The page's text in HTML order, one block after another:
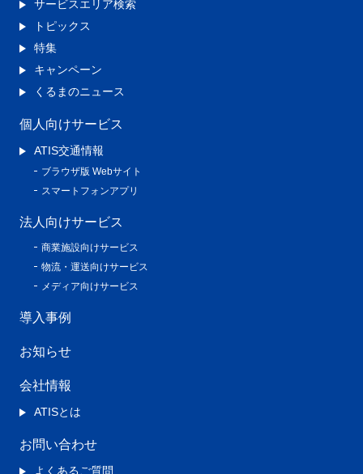
サービスエリア検索
トピックス
特集
キャンペーン
くるまのニュース
個人向けサービス
ATIS交通情報
ブラウザ版 Webサイト
スマートフォンアプリ
法人向けサービス
商業施設向けサービス
物流・運送向けサービス
メディア向けサービス
導入事例
お知らせ
会社情報
ATISとは
お問い合わせ
よくあるご質問